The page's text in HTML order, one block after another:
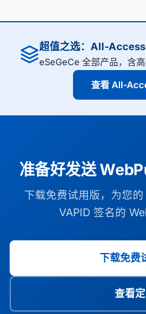
超值之选：All-Access
eSeGeCe 全部产品，含
查看 All-
准备好发送
下载免费试用版，为您
VAPID 签名的
下载免费
查看